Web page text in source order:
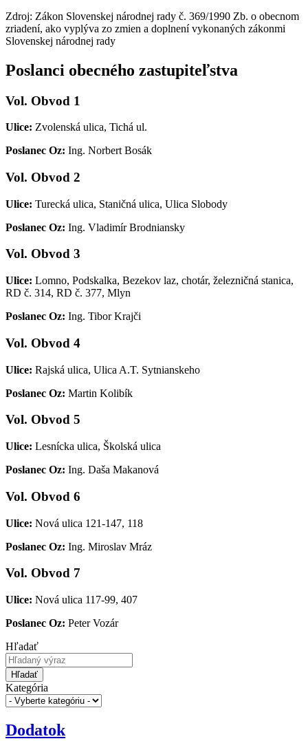
Zdroj: Zákon Slovenskej národnej rady č. 369/1990 Zb. o obecnom
zriadení, ako vyplýva zo zmien a doplnení vykonaných zákonmi
Slovenskej národnej rady
Poslanci obecného zastupiteľstva
Vol. Obvod 1
Ulice: Zvolenská ulica, Tichá ul.
Poslanec Oz: Ing. Norbert Bosák
Vol. Obvod 2
Ulice: Turecká ulica, Staničná ulica, Ulica Slobody
Poslanec Oz: Ing. Vladimír Brodniansky
Vol. Obvod 3
Ulice: Lomno, Podskalka, Bezekov laz, chotár, železničná stanica,
RD č. 314, RD č. 377, Mlyn
Poslanec Oz: Ing. Tibor Krajči
Vol. Obvod 4
Ulice: Rajská ulica, Ulica A.T. Sytnianskeho
Poslanec Oz: Martin Kolibík
Vol. Obvod 5
Ulice: Lesnícka ulica, Školská ulica
Poslanec Oz: Ing. Daša Makanová
Vol. Obvod 6
Ulice: Nová ulica 121-147, 118
Poslanec Oz: Ing. Miroslav Mráz
Vol. Obvod 7
Ulice: Nová ulica 117-99, 407
Poslanec Oz: Peter Vozár
Hľadať
Hľadať
Kategória
Dodatok